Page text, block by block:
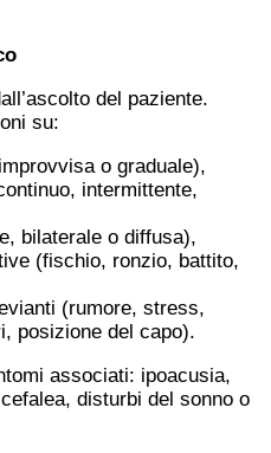
del paziente.
su:
o graduale),
intermittente,
bilaterale o diffusa),
(fischio, ronzio, battito,
(rumore, stress,
posizione del capo).
associati: ipoacusia,
disturbi del sonno o